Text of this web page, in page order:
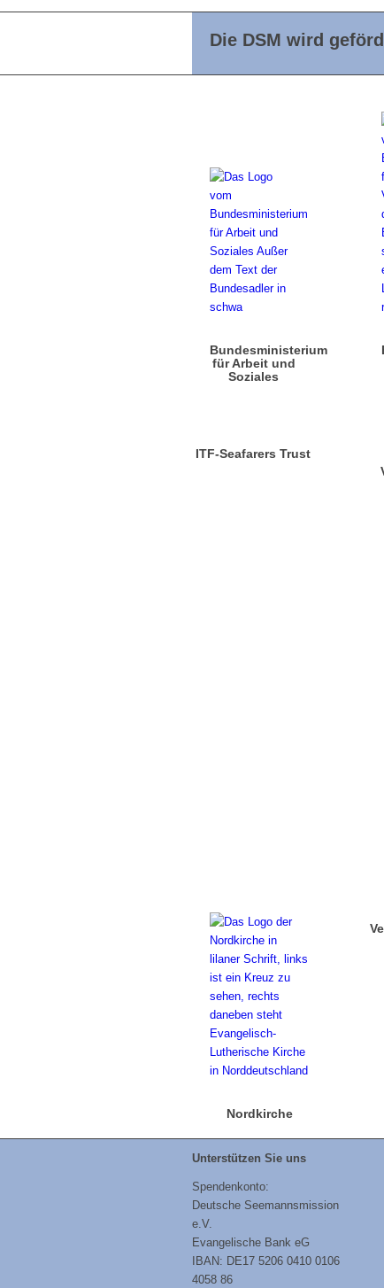
Die DSM wird
Bundesministerium
für Arbeit und
Soziales
ITF-Seafarers Trust
Nordkirche
Unterstützen Sie uns
Spendenkonto:
Deutsche Seemannsmission
e.V.
Evangelische Bank eG
IBAN: DE17 5206 0410 0106
4058 86